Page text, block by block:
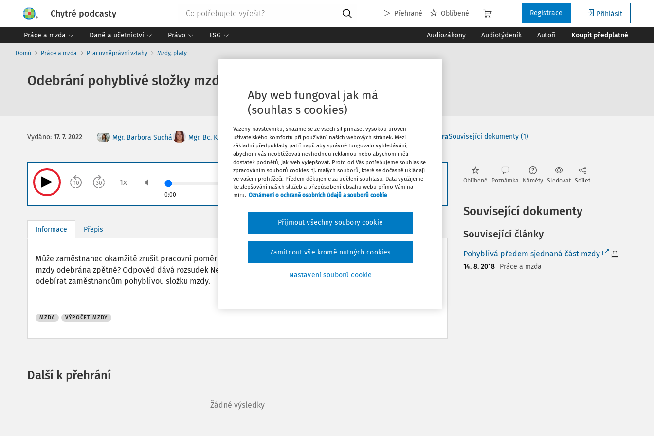
Chytré podcasty Přehrané Oblíbené Přihlásit
Registrace
Práce a mzda Daně a učetnictví Právo ESG Audiozákony Audiotýdeník Autoři Koupit předplatné
Domů Práce a mzda Pracovněprávní vztahy Mzdy, platy
Odebrání pohyblivé složky mzdy
Vydáno: 17. 7. 2022 Mgr. Barbora Suchá Mgr. Bc. Kateřina Suchanová EY Law advokátní kancelář, s.r.o.Pohled: JudikaturaSouvisející dokumenty (1)
0:00
10 30 1x
Informace Přepis
Může zaměstnanec okamžitě zrušit pracovní poměr se zaměstnavatelem v případě, že mu byla pohyblivá složka
mzdy odebrána zpětně? Odpověď dává rozsudek Nejvyššího soudu ve vztahu k možnostem zaměstnavatele
odebírat zaměstnancům pohyblivou složku mzdy.
MZDA VÝPOČET MZDY
Další k přehrání
Žádné výsledky
Oblíbené Poznámka Náměty Sledovat Sdílet
Související dokumenty
Související články
Pohyblivá předem sjednaná část mzdy
14. 8. 2018 Práce a mzda
Aby web fungoval jak má
(souhlas s cookies)
Vážený návštěvníku, snažíme se ze všech sil přinášet vysokou úroveň
uživatelského komfortu při používání našich webových stránek. Mezi
základní předpoklady patří např. aby správně fungovalo vyhledávání,
abychom vás neobtěžovali nevhodnou reklamou nebo abychom měli
dostatek podnětů, jak web vylepšovat. Proto od Vás potřebujeme souhlas se
zpracováním souborů cookies, tj. malých souborů, které se dočasně ukládají
ve vašem prohlížeči. Předem děkujeme za udělení souhlasu. Data využijeme
ke zlepšování našich služeb a přizpůsobení obsahu webu přímo Vám na
míru. Oznámení o ochraně osobních údajů a souborů cookie
Nastavení souborů cookie
Zamítnout vše kromě nutných cookies
Přijmout všechny soubory cookie